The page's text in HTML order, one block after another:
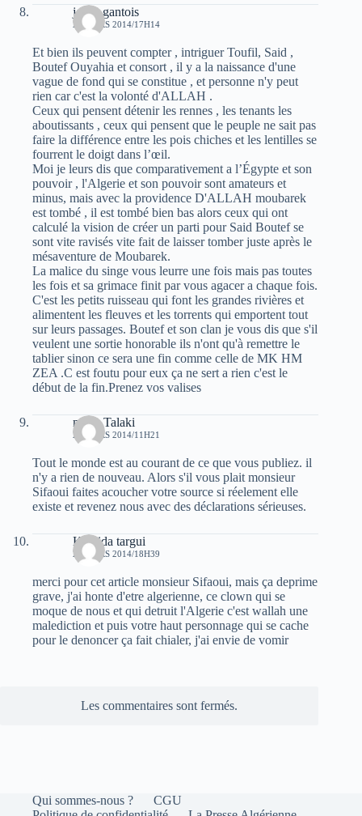
jonas gantois
22 MARS 2014/17H14
Et bien ils peuvent compter , intriguer Toufil, Said ,
Boutef Ouyahia et consort , il y a la naissance d'une
vague de fond qui se constitue , et personne n'y peut
rien car c'est la volonté d'ALLAH .
Ceux qui pensent détenir les rennes , les tenants les
aboutissants , ceux qui pensent que le peuple ne sait pas
faire la différence entre les pois chiches et les lentilles se
fourrent le doigt dans l’œil.
Moi je leurs dis que comparativement a l’Égypte et son
pouvoir , l'Algerie et son pouvoir sont amateurs et
minus, mais avec la providence D'ALLAH moubarek
est tombé , il est tombé bien bas alors ceux qui ont
calculé la vision de créer un parti pour Said Boutef se
sont vite ravisés vite fait de laisser tomber juste après le
mésaventure de Moubarek.
La malice du singe vous leurre une fois mais pas toutes
les fois et sa grimace finit par vous agacer a chaque fois.
C'est les petits ruisseau qui font les grandes rivières et
alimentent les fleuves et les torrents qui emportent tout
sur leurs passages. Boutef et son clan je vous dis que s'il
veulent une sortie honorable ils n'ont qu'à remettre le
tablier sinon ce sera une fin comme celle de MK HM
ZEA .C est foutu pour eux ça ne sert a rien c'est le
début de la fin.Prenez vos valises
mous Talaki
23 MARS 2014/11H21
Tout le monde est au courant de ce que vous publiez. il
n'y a rien de nouveau. Alors s'il vous plait monsieur
Sifaoui faites acoucher votre source si réelement elle
existe et revenez nous avec des déclarations sérieuses.
Khalida targui
24 MARS 2014/18H39
merci pour cet article monsieur Sifaoui, mais ça deprime
grave, j'ai honte d'etre algerienne, ce clown qui se
moque de nous et qui detruit l'Algerie c'est wallah une
malediction et puis votre haut personnage qui se cache
pour le denoncer ça fait chialer, j'ai envie de vomir
Les commentaires sont fermés.
Qui sommes-nous ?
CGU